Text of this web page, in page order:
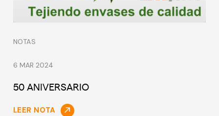
NOTAS
6 MAR 2024
50 ANIVERSARIO
LEER NOTA